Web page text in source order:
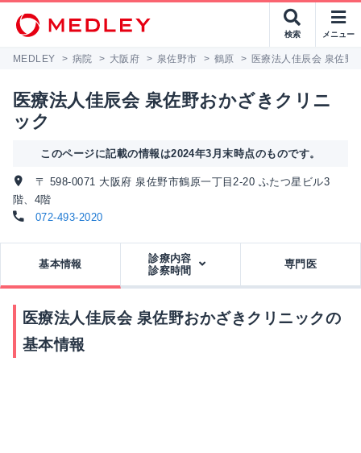
検索 メニュー
MEDLEY > 病院 > 大阪府 > 泉佐野市 > 鶴原 > 医療法人佳辰会 泉佐野
医療法人佳辰会 泉佐野おかざきクリニ
ック
このページに記載の情報は2024年3月末時点のものです。
〒 598-0071 大阪府 泉佐野市鶴原一丁目2-20 ふたつ星ビル3
階、4階
072-493-2020
基本情報
診療内容
診察時間
専門医
医療法人佳辰会 泉佐野おかざきクリニックの
基本情報